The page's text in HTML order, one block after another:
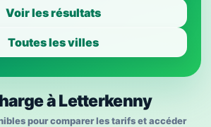
Voir les résultats
Toutes les villes
à Letterkenny
pour comparer les tarifs et accéder